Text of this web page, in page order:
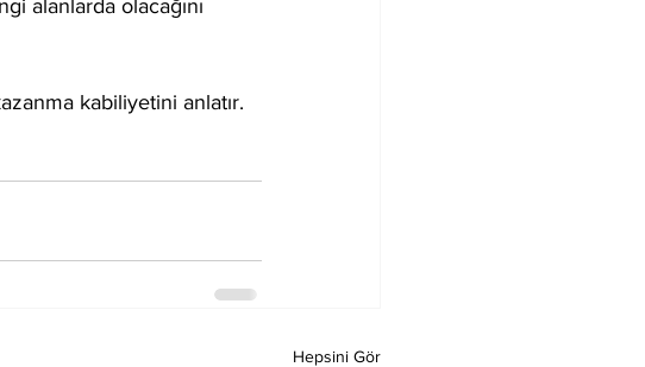
alanlarda olacağını
kabiliyetini anlatır.
Hepsini Gör